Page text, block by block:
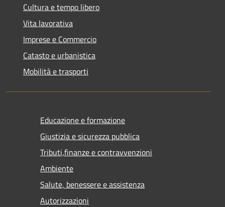
Cultura e tempo libero
Vita lavorativa
Imprese e Commercio
Catasto e urbanistica
Mobilità e trasporti
Educazione e formazione
Giustizia e sicurezza pubblica
Tributi,finanze e contravvenzioni
Ambiente
Salute, benessere e assistenza
Autorizzazioni